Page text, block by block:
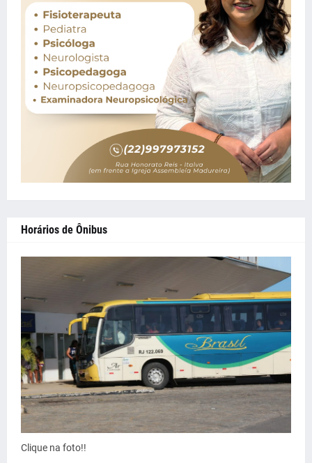
Horários de Ônibus
Clique na foto!!